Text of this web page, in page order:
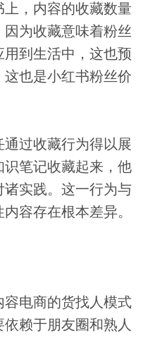
，内容的收藏数量
为收藏意味着粉丝
到生活中，这也预
也是小红书粉丝价
过收藏行为得以展
笔记收藏起来，他
实践。这一行为与
容存在根本差异。
电商的货找人模式
赖于朋友圈和熟人